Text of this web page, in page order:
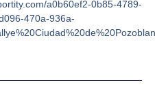
a0b60ef2-0b85-4789-
470a-936a-